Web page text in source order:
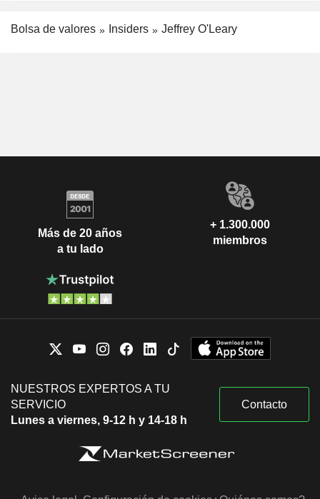
Bolsa de valores Insiders Jeffrey O'Leary
Más de 20 años
a tu lado
+ 1.300.000
miembros
NUESTROS EXPERTOS A TU
SERVICIO
Lunes a viernes, 9-12 h y 14-18 h
Contacto